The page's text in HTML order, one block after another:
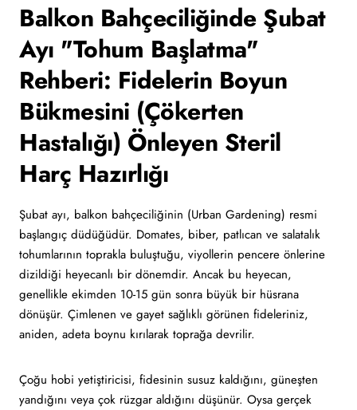
Balkon Bahçeciliğinde Şubat
Ayı "Tohum Başlatma"
Rehberi: Fidelerin Boyun
Bükmesini (Çökerten
Hastalığı) Önleyen Steril
Harç Hazırlığı
Şubat ayı, balkon bahçeciliğinin (Urban Gardening) resmi
başlangıç düdüğüdür. Domates, biber, patlıcan ve salatalık
tohumlarının toprakla buluştuğu, viyollerin pencere önlerine
dizildiği heyecanlı bir dönemdir. Ancak bu heyecan,
genellikle ekimden 10-15 gün sonra büyük bir hüsrana
dönüşür. Çimlenen ve gayet sağlıklı görünen fideleriniz,
aniden, adeta boynu kırılarak toprağa devrilir.
Çoğu hobi yetiştiricisi, fidesinin susuz kaldığını, güneşten
yandığını veya çok rüzgar aldığını düşünür. Oysa gerçek